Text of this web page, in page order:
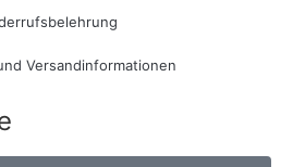
Versandinformationen